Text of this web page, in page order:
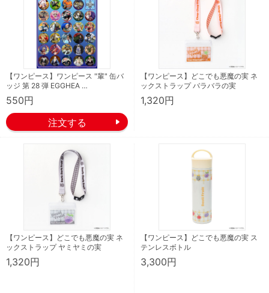
【ワンピース】ワンピース "輩" 缶バ
ッジ 第 28 弾 EGGHEA …
550円
【ワンピース】どこでも悪魔の実 ネ
ックストラップ バラバラの実
1,320円
【ワンピース】どこでも悪魔の実 ネ
ックストラップ ヤミヤミの実
1,320円
【ワンピース】どこでも悪魔の実 ス
テンレスボトル
3,300円